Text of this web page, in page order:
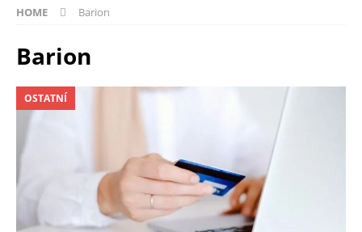
HOME Barion
Barion
OSTATNÍ